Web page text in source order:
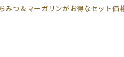
みつ＆マーガリンがお得なセット価